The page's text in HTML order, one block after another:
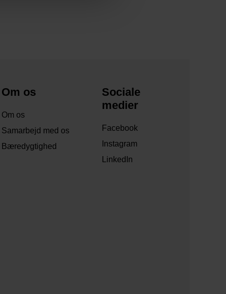
Om os
Om os
Samarbejd med os
Bæredygtighed
Sociale
medier
Facebook
Instagram
LinkedIn